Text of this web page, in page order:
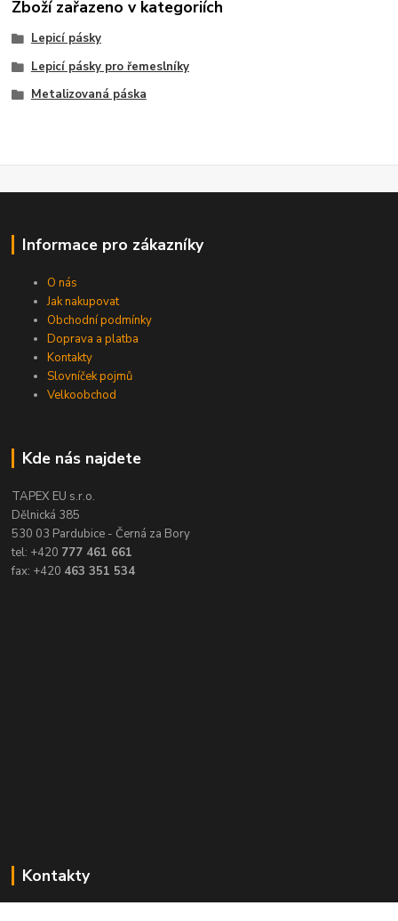
Zboží zařazeno v kategoriích
Lepicí pásky
Lepicí pásky pro řemeslníky
Metalizovaná páska
Informace pro zákazníky
O nás
Jak nakupovat
Obchodní podmínky
Doprava a platba
Kontakty
Slovníček pojmů
Velkoobchod
Kde nás najdete
TAPEX EU s.r.o.
Dělnická 385
530 03 Pardubice - Černá za Bory
tel: +420 777 461 661
fax: +420 463 351 534
Kontakty